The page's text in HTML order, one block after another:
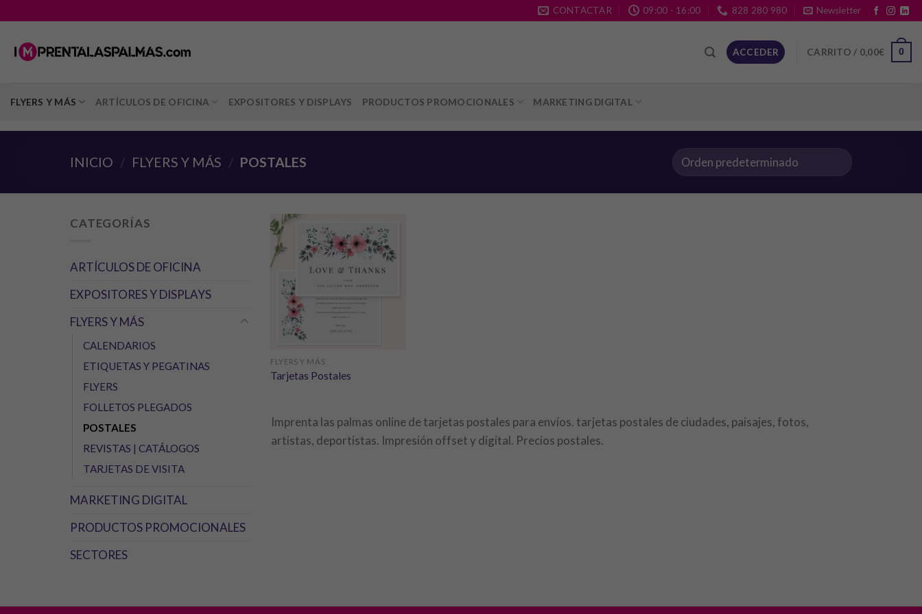
contenido
CONTACTAR 09:00 - 16:00 828 280 980 Newsletter
ACCEDER CARRITO / 0,00€ 0
FLYERS Y MÁS ARTÍCULOS DE OFICINA EXPOSITORES Y DISPLAYS PRODUCTOS PROMOCIONALES MARKETING DIGITAL
INICIO / FLYERS Y MÁS / POSTALES
CATEGORÍAS
ARTÍCULOS DE OFICINA
EXPOSITORES Y DISPLAYS
FLYERS Y MÁS
CALENDARIOS
ETIQUETAS Y PEGATINAS
FLYERS
FOLLETOS PLEGADOS
POSTALES
REVISTAS | CATÁLOGOS
TARJETAS DE VISITA
MARKETING DIGITAL
PRODUCTOS PROMOCIONALES
SECTORES
FLYERS Y MÁS
Tarjetas Postales
Imprenta las palmas online de tarjetas postales para envíos. tarjetas postales de ciudades, paisajes, fotos,
artistas, deportistas. Impresión offset y digital. Precios postales.